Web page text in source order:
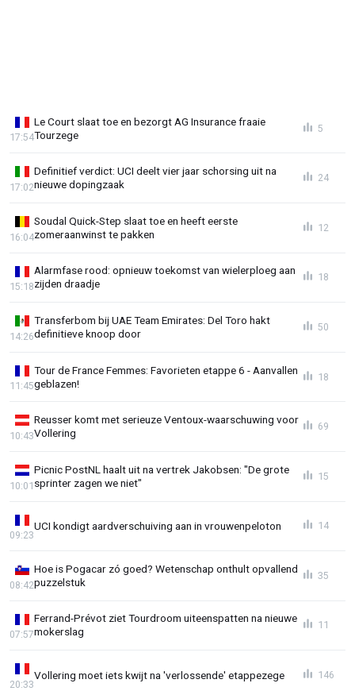
Le Court slaat toe en bezorgt AG Insurance fraaie
Tourzege
17:54
5
Definitief verdict: UCI deelt vier jaar schorsing uit na
nieuwe dopingzaak
17:02
24
Soudal Quick-Step slaat toe en heeft eerste
zomeraanwinst te pakken
16:04
12
Alarmfase rood: opnieuw toekomst van wielerploeg aan
zijden draadje
15:18
18
Transferbom bij UAE Team Emirates: Del Toro hakt
definitieve knoop door
14:26
50
Tour de France Femmes: Favorieten etappe 6 - Aanvallen
geblazen!
11:45
18
Reusser komt met serieuze Ventoux-waarschuwing voor
Vollering
10:43
69
Picnic PostNL haalt uit na vertrek Jakobsen: "De grote
sprinter zagen we niet"
10:01
15
UCI kondigt aardverschuiving aan in vrouwenpeloton
09:23
14
Hoe is Pogacar zó goed? Wetenschap onthult opvallend
puzzelstuk
08:42
35
Ferrand-Prévot ziet Tourdroom uiteenspatten na nieuwe
mokerslag
07:57
11
Vollering moet iets kwijt na 'verlossende' etappezege
20:33
146